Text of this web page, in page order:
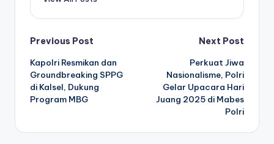
Post
navigation
Previous Post
Kapolri Resmikan dan
Groundbreaking SPPG
di Kalsel, Dukung
Program MBG
Next Post
Perkuat Jiwa
Nasionalisme, Polri
Gelar Upacara Hari
Juang 2025 di Mabes
Polri